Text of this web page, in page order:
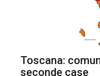
Toscana:
seconde case